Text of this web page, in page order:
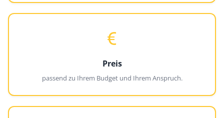
Preis
passend zu Ihrem Budget und Ihrem Anspruch.